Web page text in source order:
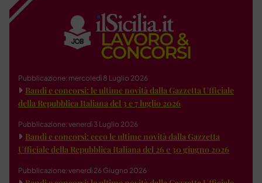
Pubblicazione: mercoledì 8 Luglio 2026
Bandi e concorsi: le ultime novità dalla Gazzetta Ufficiale
della Repubblica Italiana del 3 e 7 luglio 2026
Pubblicazione: venerdì 3 Luglio 2026
Bandi e concorsi: ecco le ultime novità dalla Gazzetta
Ufficiale della Repubblica Italiana del 26 e 30 giugno 2026
Pubblicazione: venerdì 26 Giugno 2026